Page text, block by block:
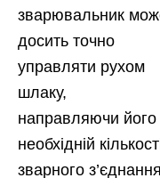
зварювальник
досить точно
управляти рухом
шлаку,
направляючи
необхідній
зварного